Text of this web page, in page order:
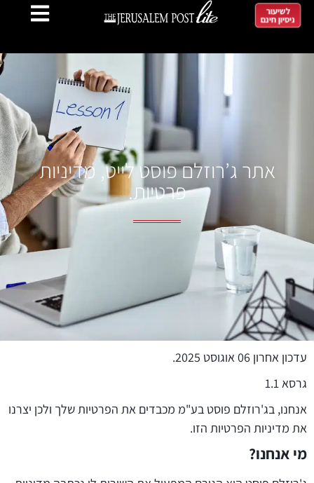
לשיעור
ניסיון חינם
אתר ג’רוזלם פוסט לייט, מדיניות
פרטיות.
עדכון אחרון 06 אוגוסט 2025.
גרסא 1.1
אנחנו, בג'רוזלם פוסט בע"מ מכבדים את הפרטיות שלך ולכן יצרנו
את מדיניות הפרטיות הזו.
מי אנחנו?